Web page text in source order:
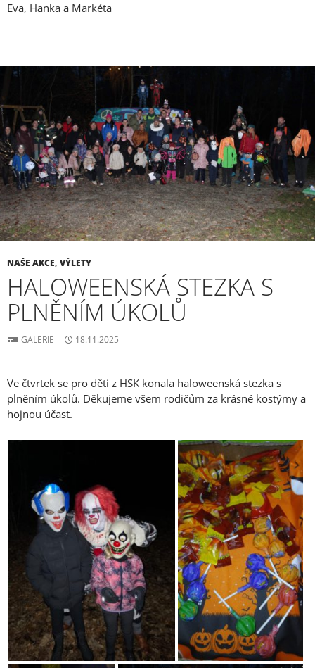
Eva, Hanka a Markéta
NAŠE AKCE, VÝLETY
HALOWEENSKÁ STEZKA S
PLNĚNÍM ÚKOLŮ
GALERIE 18.11.2025
Ve čtvrtek se pro děti z HSK konala haloweenská stezka s
plněním úkolů. Děkujeme všem rodičům za krásné kostýmy a
hojnou účast.